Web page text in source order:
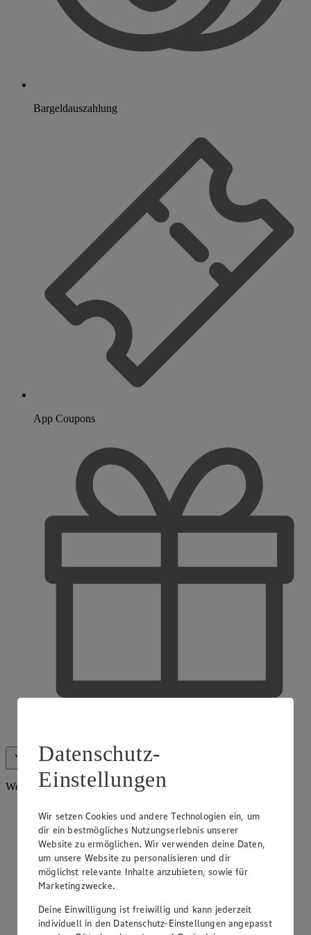
Bargeldauszahlung
App Coupons
Alle anzeigen (20)Weniger anzeigen
Weitere Services
Datenschutz-
Einstellungen
Wir setzen Cookies und andere Technologien ein, um
dir ein bestmögliches Nutzungserlebnis unserer
Website zu ermöglichen. Wir verwenden deine Daten,
um unsere Website zu personalisieren und dir
möglichst relevante Inhalte anzubieten, sowie für
Marketingzwecke.
Deine Einwilligung ist freiwillig und kann jederzeit
individuell in den Datenschutz-Einstellungen angepasst